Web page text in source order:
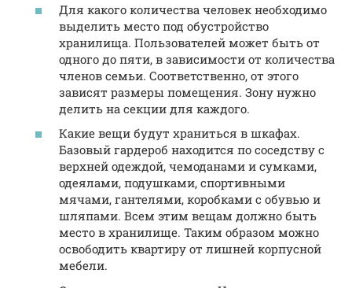
Для какого количества человек необходимо
выделить место под обустройство
хранилища. Пользователей может быть от
одного до пяти, в зависимости от количества
членов семьи. Соответственно, от этого
зависят размеры помещения. Зону нужно
делить на секции для каждого.
Какие вещи будут храниться в шкафах.
Базовый гардероб находится по соседству с
верхней одеждой, чемоданами и сумками,
одеялами, подушками, спортивными
мячами, гантелями, коробками с обувью и
шляпами. Всем этим вещам должно быть
место в хранилище. Таким образом можно
освободить квартиру от лишней корпусной
мебели.